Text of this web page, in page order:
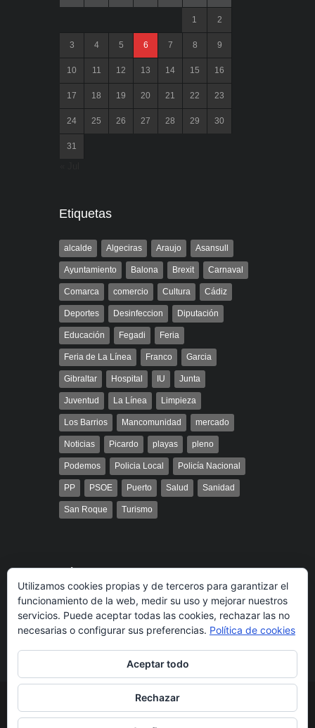
1 2
3 4 5 6 7 8 9
10 11 12 13 14 15 16
17 18 19 20 21 22 23
24 25 26 27 28 29 30
31
Etiquetas
alcalde Algeciras Araujo Asansull
Ayuntamiento Balona Brexit Carnaval
Comarca comercio Cultura Cádiz
Deportes Desinfeccion Diputación
Educación Fegadi Feria
Feria de La Línea Franco Garcia
Gibraltar Hospital IU Junta
Juventud La Línea Limpieza
Los Barrios Mancomunidad mercado
Noticias Picardo playas pleno
Podemos Policia Local Policía Nacional
PP PSOE Puerto Salud Sanidad
San Roque Turismo
Búsqueda
© 2014 Radio Bahía Gibraltar desarrollado por
Media&Web
Utilizamos cookies propias y de terceros para garantizar el
funcionamiento de la web, medir su uso y mejorar nuestros
servicios. Puede aceptar todas las cookies, rechazar las no
necesarias o configurar sus preferencias. Política de cookies
Aceptar todo
Rechazar